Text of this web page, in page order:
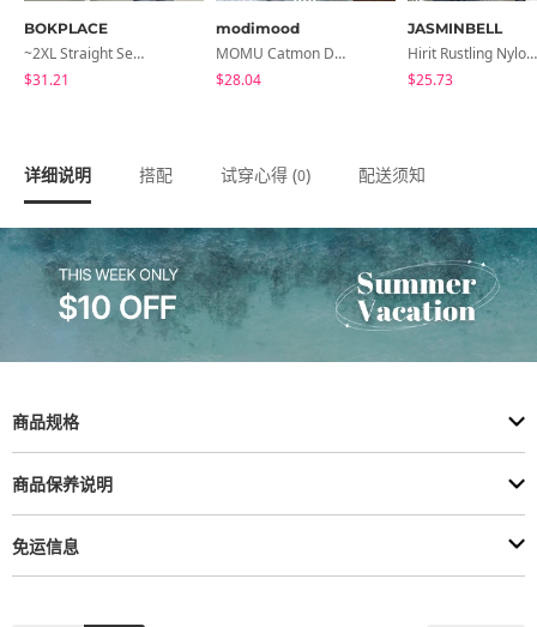
BOKPLACE
~2XL Straight Semi Wide Daily Denim Pants (No Fleece Lining)
$31.21
modimood
MOMU Catmon Delicate Fit Tencel See-Through T-Shirt - 5 Colors
$28.04
JASMINBELL
Hirit Rustling Nylon Color Block One-Pin Tuck Banding Wide Long Pants
$25.73
详细说明 搭配 试穿心得 (0) 配送须知
商品规格
商品保养说明
免运信息